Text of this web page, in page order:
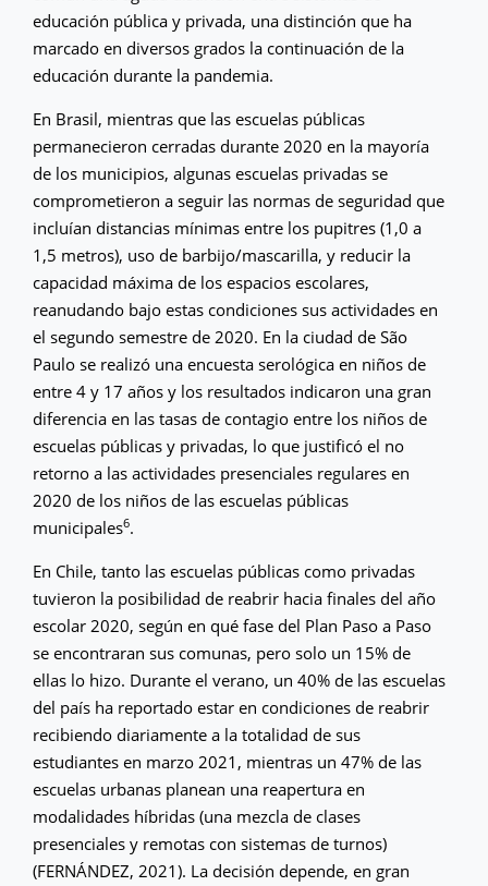
educación pública y privada, una distinción que ha
marcado en diversos grados la continuación de la
educación durante la pandemia.
En Brasil, mientras que las escuelas públicas
permanecieron cerradas durante 2020 en la mayoría
de los municipios, algunas escuelas privadas se
comprometieron a seguir las normas de seguridad que
incluían distancias mínimas entre los pupitres (1,0 a
1,5 metros), uso de barbijo/mascarilla, y reducir la
capacidad máxima de los espacios escolares,
reanudando bajo estas condiciones sus actividades en
el segundo semestre de 2020. En la ciudad de São
Paulo se realizó una encuesta serológica en niños de
entre 4 y 17 años y los resultados indicaron una gran
diferencia en las tasas de contagio entre los niños de
escuelas públicas y privadas, lo que justificó el no
retorno a las actividades presenciales regulares en
2020 de los niños de las escuelas públicas
municipales6.
En Chile, tanto las escuelas públicas como privadas
tuvieron la posibilidad de reabrir hacia finales del año
escolar 2020, según en qué fase del Plan Paso a Paso
se encontraran sus comunas, pero solo un 15% de
ellas lo hizo. Durante el verano, un 40% de las escuelas
del país ha reportado estar en condiciones de reabrir
recibiendo diariamente a la totalidad de sus
estudiantes en marzo 2021, mientras un 47% de las
escuelas urbanas planean una reapertura en
modalidades híbridas (una mezcla de clases
presenciales y remotas con sistemas de turnos)
(FERNÁNDEZ, 2021). La decisión depende, en gran